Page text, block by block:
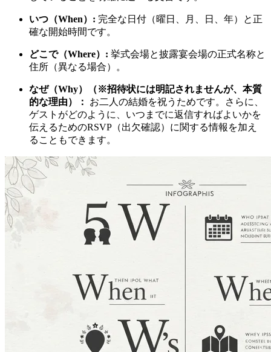
いつ（When）: 完全な日付（曜日、月、日、年）と正
確な開始時間です。
どこで（Where）: 挙式会場と披露宴会場の正式名称と
住所（異なる場合）。
なぜ（Why）（※招待状には明記されませんが、本質
的な理由）：
お二人の結婚を祝うためです。さらに、
ゲストがどのように、いつまでに返信すればよいかを
伝えるためのRSVP（出欠確認）に関する情報を加え
ることもできます。